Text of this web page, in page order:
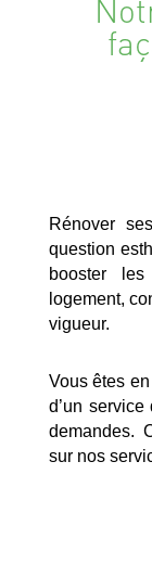
Rénover
question
booster
logement,
vigueur.
Vous êtes
d’un
demandes.
sur nos